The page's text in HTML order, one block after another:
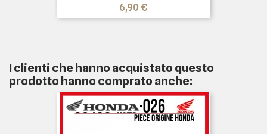
Prezzo
6,90 €
I clienti che hanno acquistato questo
prodotto hanno comprato anche: